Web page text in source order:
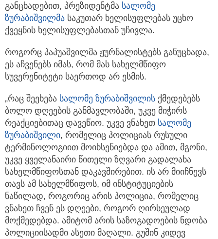
განცხადებით, პრეზიდენტმა სალომე
ზურაბიშვილმა საკუთარ ხელისუფლებას უცხო
ქვეყნის ხელისუფლებასთან უჩივლა.
როგორც პაპუაშვილმა ჟურნალისტებს განუცხადა,
ეს აჩვენებს იმას, რომ მას სახელმწიფო
სუვერენიტეტი საერთოდ არ ესმის.
„რაც შეეხება სალომე ზურაბიშვილის ქმედებებს
ბოლო დღეების განმავლობაში, უკვე მიჭირს
რეაქციებითაც დავეწიო. უკვე ვნახეთ სალომე
ზურაბიშვილი, რომელიც პოლიციას რუსული
ტერმინოლოგიით მოიხსენიებდა და ამით, მგონი,
უკვე ყველანაირი წითელი ზღვარი გადალახა
სახელმწიფოსთან დაკავშირებით. ის არ მიიჩნევს
თავს ამ სახელმწიფოს, იმ ინსტიტუციების
ნაწილად, როგორიც არის პოლიცია, რომელიც
ვნახეთ ჩვენ ეს დღეები, როგორ ღირსეულად
მოქმედებდა. ამიტომ არის საზოგადოების ნდობა
პოლიციისადმი ასეთი მაღალი. გუშინ კიდევ